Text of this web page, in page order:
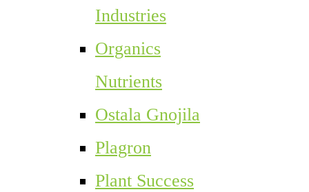
Industries
Organics
Nutrients
Ostala Gnojila
Plagron
Plant Success